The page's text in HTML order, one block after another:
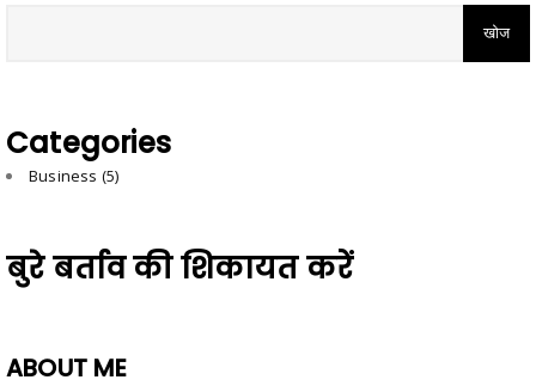
Categories
Business (5)
बुरे बर्ताव की शिकायत करें
ABOUT ME